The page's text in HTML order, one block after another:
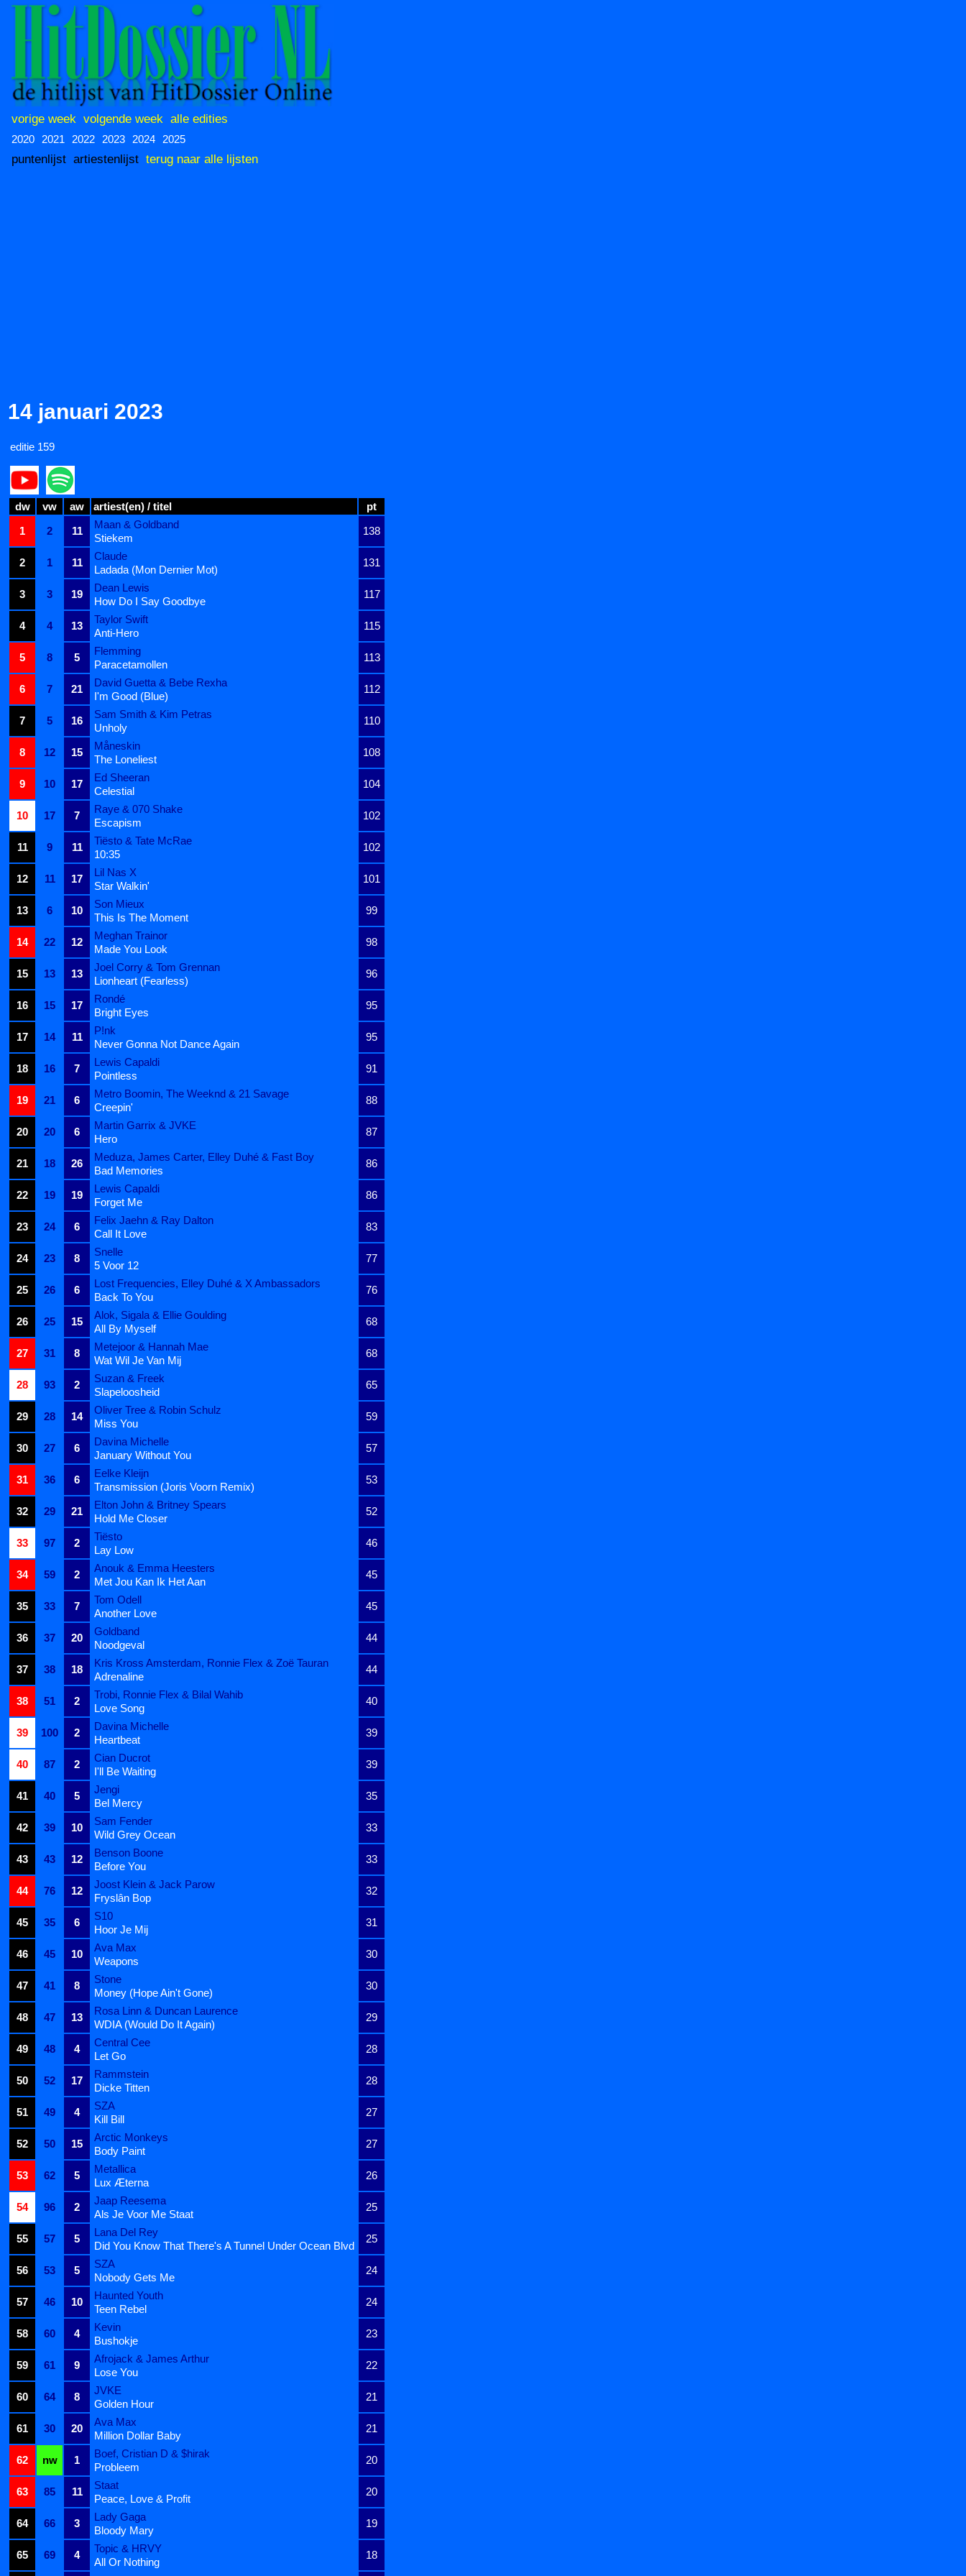
vorige week volgende week alle edities
2020 2021 2022 2023 2024 2025
puntenlijst artiestenlijst terug naar alle lijsten
14 januari 2023
editie 159
dw vw aw artiest(en) / titel
pt
1
2 11
Maan & Goldband
138
Stiekem
2
1 11
Claude
131
Ladada (Mon Dernier Mot)
3
3 19
Dean Lewis
117
How Do I Say Goodbye
4
4 13
Taylor Swift
115
Anti-Hero
5
8 5
Flemming
113
Paracetamollen
6
7 21
David Guetta & Bebe Rexha
112
I'm Good (Blue)
7
5 16
Sam Smith & Kim Petras
110
Unholy
8
12 15
Måneskin
108
The Loneliest
9
10 17
Ed Sheeran
104
Celestial
10
17 7
Raye & 070 Shake
102
Escapism
11
9 11
Tiësto & Tate McRae
102
10:35
12
11 17
Lil Nas X
101
Star Walkin'
13
6 10
Son Mieux
99
This Is The Moment
14
22 12
Meghan Trainor
98
Made You Look
15
13 13
Joel Corry & Tom Grennan
96
Lionheart (Fearless)
16
15 17
Rondé
95
Bright Eyes
17
14 11
P!nk
95
Never Gonna Not Dance Again
18
16 7
Lewis Capaldi
91
Pointless
19
21 6
Metro Boomin, The Weeknd & 21 Savage
88
Creepin'
20
20 6
Martin Garrix & JVKE
87
Hero
21
18 26
Meduza, James Carter, Elley Duhé & Fast Boy
86
Bad Memories
22
19 19
Lewis Capaldi
86
Forget Me
23
24 6
Felix Jaehn & Ray Dalton
83
Call It Love
24
23 8
Snelle
77
5 Voor 12
25
26 6
Lost Frequencies, Elley Duhé & X Ambassadors
76
Back To You
26
25 15
Alok, Sigala & Ellie Goulding
68
All By Myself
27
31 8
Metejoor & Hannah Mae
68
Wat Wil Je Van Mij
28
93 2
Suzan & Freek
65
Slapeloosheid
29
28 14
Oliver Tree & Robin Schulz
59
Miss You
30
27 6
Davina Michelle
57
January Without You
31
36 6
Eelke Kleijn
53
Transmission (Joris Voorn Remix)
32
29 21
Elton John & Britney Spears
52
Hold Me Closer
33
97 2
Tiësto
46
Lay Low
34
59 2
Anouk & Emma Heesters
45
Met Jou Kan Ik Het Aan
35
33 7
Tom Odell
45
Another Love
36
37 20
Goldband
44
Noodgeval
37
38 18
Kris Kross Amsterdam, Ronnie Flex & Zoë Tauran
44
Adrenaline
38
51 2
Trobi, Ronnie Flex & Bilal Wahib
40
Love Song
39
100 2
Davina Michelle
39
Heartbeat
40
87 2
Cian Ducrot
39
I'll Be Waiting
41
40 5
Jengi
35
Bel Mercy
42
39 10
Sam Fender
33
Wild Grey Ocean
43
43 12
Benson Boone
33
Before You
44
76 12
Joost Klein & Jack Parow
32
Fryslân Bop
45
35 6
S10
31
Hoor Je Mij
46
45 10
Ava Max
30
Weapons
47
41 8
Stone
30
Money (Hope Ain't Gone)
48
47 13
Rosa Linn & Duncan Laurence
29
WDIA (Would Do It Again)
49
48 4
Central Cee
28
Let Go
50
52 17
Rammstein
28
Dicke Titten
51
49 4
SZA
27
Kill Bill
52
50 15
Arctic Monkeys
27
Body Paint
53
62 5
Metallica
26
Lux Æterna
54
96 2
Jaap Reesema
25
Als Je Voor Me Staat
55
57 5
Lana Del Rey
25
Did You Know That There's A Tunnel Under Ocean Blvd
56
53 5
SZA
24
Nobody Gets Me
57
46 10
Haunted Youth
24
Teen Rebel
58
60 4
Kevin
23
Bushokje
59
61 9
Afrojack & James Arthur
22
Lose You
60
64 8
JVKE
21
Golden Hour
61
30 20
Ava Max
21
Million Dollar Baby
62
nw 1
Boef, Cristian D & $hirak
20
Probleem
63
85 11
Staat
20
Peace, Love & Profit
64
66 3
Lady Gaga
19
Bloody Mary
65
69 4
Topic & HRVY
18
All Or Nothing